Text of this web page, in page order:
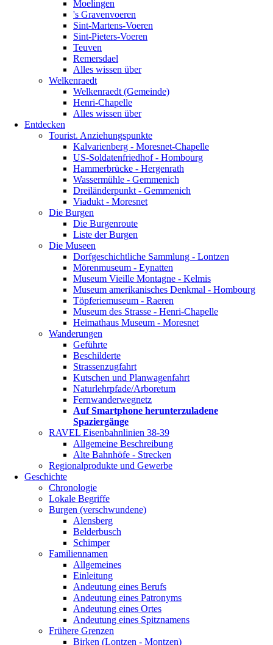
Moelingen
's Gravenvoeren
Sint-Martens-Voeren
Sint-Pieters-Voeren
Teuven
Remersdael
Alles wissen über
Welkenraedt
Welkenraedt (Gemeinde)
Henri-Chapelle
Alles wissen über
Entdecken
Tourist. Anziehungspunkte
Kalvarienberg - Moresnet-Chapelle
US-Soldatenfriedhof - Hombourg
Hammerbrücke - Hergenrath
Wassermühle - Gemmenich
Dreiländerpunkt - Gemmenich
Viadukt - Moresnet
Die Burgen
Die Burgenroute
Liste der Burgen
Die Museen
Dorfgeschichtliche Sammlung - Lontzen
Mörenmuseum - Eynatten
Museum Vieille Montagne - Kelmis
Museum amerikanisches Denkmal - Hombourg
Töpferiemuseum - Raeren
Museum des Strasse - Henri-Chapelle
Heimathaus Museum - Moresnet
Wanderungen
Geführte
Beschilderte
Strassenzugfahrt
Kutschen und Planwagenfahrt
Naturlehrpfade/Arboretum
Fernwanderwegnetz
Auf Smartphone herunterzuladene
Spaziergänge
RAVEL Eisenbahnlinien 38-39
Allgemeine Beschreibung
Alte Bahnhöfe - Strecken
Regionalprodukte und Gewerbe
Geschichte
Chronologie
Lokale Begriffe
Burgen (verschwundene)
Alensberg
Belderbusch
Schimper
Familiennamen
Allgemeines
Einleitung
Andeutung eines Berufs
Andeutung eines Patronyms
Andeutung eines Ortes
Andeutung eines Spitznamens
Frühere Grenzen
Birken (Lontzen - Montzen)